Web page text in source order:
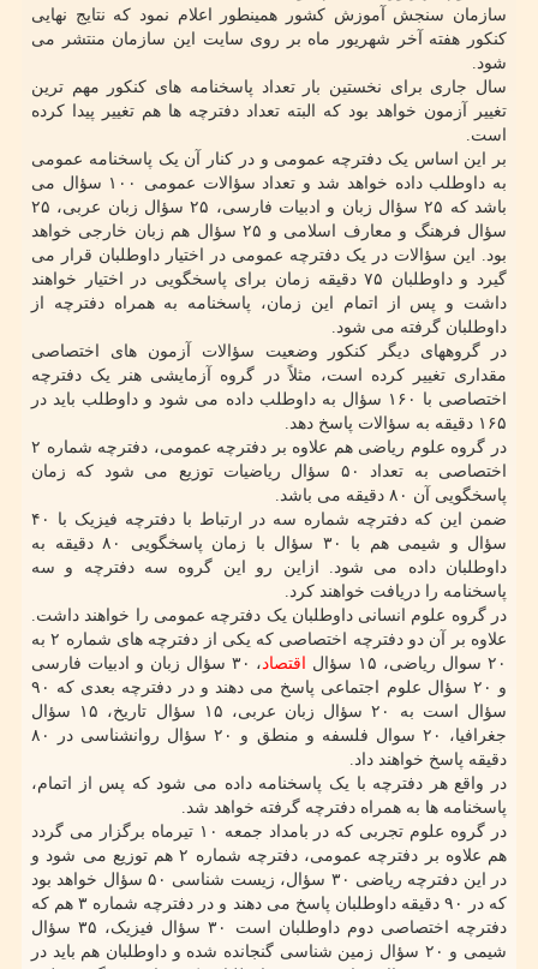
سازمان سنجش آموزش کشور همینطور اعلام نمود که نتایج نهایی
کنکور هفته آخر شهریور ماه بر روی سایت این سازمان منتشر می
شود.
سال جاری برای نخستین بار تعداد پاسخنامه های کنکور مهم ترین
تغییر آزمون خواهد بود که البته تعداد دفترچه ها هم تغییر پیدا کرده
است.
بر این اساس یک دفترچه عمومی و در کنار آن یک پاسخنامه عمومی
به داوطلب داده خواهد شد و تعداد سؤالات عمومی ۱۰۰ سؤال می
باشد که ۲۵ سؤال زبان و ادبیات فارسی، ۲۵ سؤال زبان عربی، ۲۵
سؤال فرهنگ و معارف اسلامی و ۲۵ سؤال هم زبان خارجی خواهد
بود. این سؤالات در یک دفترچه عمومی در اختیار داوطلبان قرار می
گیرد و داوطلبان ۷۵ دقیقه زمان برای پاسخگویی در اختیار خواهند
داشت و پس از اتمام این زمان، پاسخنامه به همراه دفترچه از
داوطلبان گرفته می شود.
در گروههای دیگر کنکور وضعیت سؤالات آزمون های اختصاصی
مقداری تغییر کرده است، مثلاً در گروه آزمایشی هنر یک دفترچه
اختصاصی با ۱۶۰ سؤال به داوطلب داده می شود و داوطلب باید در
۱۶۵ دقیقه به سؤالات پاسخ دهد.
در گروه علوم ریاضی هم علاوه بر دفترچه عمومی، دفترچه شماره ۲
اختصاصی به تعداد ۵۰ سؤال ریاضیات توزیع می شود که زمان
پاسخگویی آن ۸۰ دقیقه می باشد.
ضمن این که دفترچه شماره سه در ارتباط با دفترچه فیزیک با ۴۰
سؤال و شیمی هم با ۳۰ سؤال با زمان پاسخگویی ۸۰ دقیقه به
داوطلبان داده می شود. ازاین رو این گروه سه دفترچه و سه
پاسخنامه را دریافت خواهند کرد.
در گروه علوم انسانی داوطلبان یک دفترچه عمومی را خواهند داشت.
علاوه بر آن دو دفترچه اختصاصی که یکی از دفترچه های شماره ۲ به
۲۰ سوال ریاضی، ۱۵ سؤال
اقتصاد
، ۳۰ سؤال زبان و ادبیات فارسی
و ۲۰ سؤال علوم اجتماعی پاسخ می دهند و در دفترچه بعدی که ۹۰
سؤال است به ۲۰ سؤال زبان عربی، ۱۵ سؤال تاریخ، ۱۵ سؤال
جغرافیا، ۲۰ سوال فلسفه و منطق و ۲۰ سؤال روانشناسی در ۸۰
دقیقه پاسخ خواهند داد.
در واقع هر دفترچه با یک پاسخنامه داده می شود که پس از اتمام،
پاسخنامه ها به همراه دفترچه گرفته خواهد شد.
در گروه علوم تجربی که در بامداد جمعه ۱۰ تیرماه برگزار می گردد
هم علاوه بر دفترچه عمومی، دفترچه شماره ۲ هم توزیع می شود و
در این دفترچه ریاضی ۳۰ سؤال، زیست شناسی ۵۰ سؤال خواهد بود
که در ۹۰ دقیقه داوطلبان پاسخ می دهند و در دفترچه شماره ۳ هم که
دفترچه اختصاصی دوم داوطلبان است ۳۰ سؤال فیزیک، ۳۵ سؤال
شیمی و ۲۰ سؤال زمین شناسی گنجانده شده و داوطلبان هم باید در